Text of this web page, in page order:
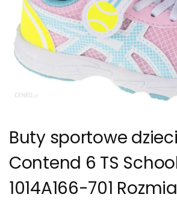
Buty sportowe
Contend 6 TS
1014A166-701